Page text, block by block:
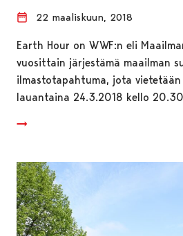
22 maaliskuun, 2018
Earth Hour on WWF:n eli
vuosittain järjestämä maailman
ilmastotapahtuma, jota
lauantaina 24.3.2018 kello